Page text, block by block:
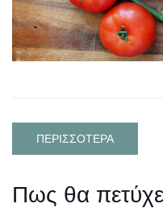
ΠΕΡΙΣΣΟΤΕΡΑ
Πως θα